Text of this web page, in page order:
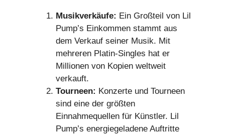
Musikverkäufe: Ein Großteil von Lil
Pump’s Einkommen stammt aus
dem Verkauf seiner Musik. Mit
mehreren Platin-Singles hat er
Millionen von Kopien weltweit
verkauft.
Tourneen: Konzerte und Tourneen
sind eine der größten
Einnahmequellen für Künstler. Lil
Pump’s energiegeladene Auftritte